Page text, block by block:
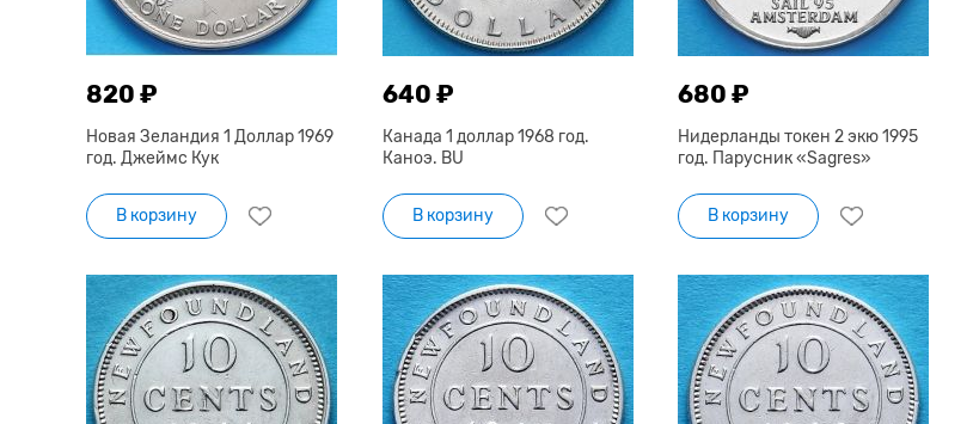
820 ₽
Новая Зеландия 1 Доллар 1969
год. Джеймс Кук
В корзину
640 ₽
Канада 1 доллар 1968 год.
Каноэ. BU
В корзину
680 ₽
Нидерланды токен 2 экю 1995
год. Парусник «Sagres»
В корзину